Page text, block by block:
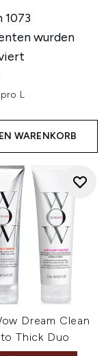
1073
wurden
L
WARENKORB
Dream Clean
Thick Duo